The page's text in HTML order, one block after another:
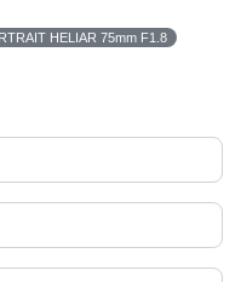
HELIAR 75mm F1.8